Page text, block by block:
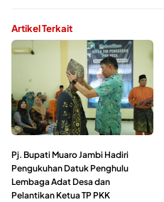
Artikel Terkait
Pj. Bupati Muaro Jambi Hadiri
Pengukuhan Datuk Penghulu
Lembaga Adat Desa dan
Pelantikan Ketua TP PKK